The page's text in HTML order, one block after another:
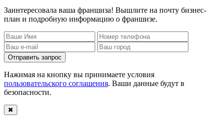
Заинтересовала ваша франшиза! Вышлите на почту бизнес-
план и подробную информацию о франшизе.
Отправить запрос
Нажимая на кнопку вы принимаете условия
пользовательского соглашения. Ваши данные будут в
безопасности.
✖